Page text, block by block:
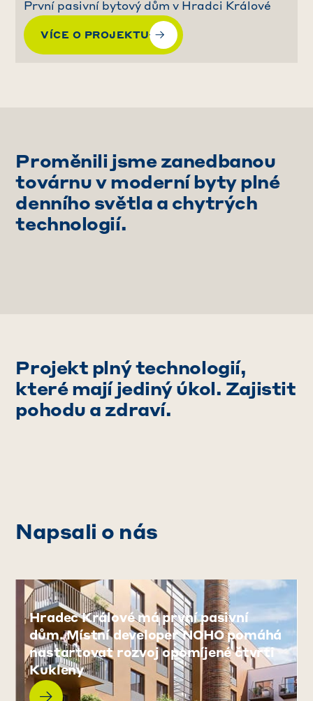
První pasivní bytový dům v Hradci Králové
VÍCE O PROJEKTU
Proměnili jsme zanedbanou
továrnu v moderní byty plné
denního světla a chytrých
technologií.
Projekt plný technologií,
které mají jediný úkol. Zajistit
pohodu a zdraví.
Napsali o nás
Hradec Králové má první pasivní
dům. Místní developer NOHO pomáhá
nastartovat rozvoj opomíjené čtvrti
Kukleny